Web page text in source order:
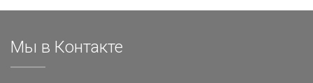
Мы в Контакте